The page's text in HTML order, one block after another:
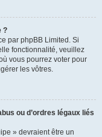
?
par phpBB Limited. Si
fonctionnalité, veuillez
vous pourrez voter pour
les vôtres.
ou d’ordres légaux liés
» devraient être un